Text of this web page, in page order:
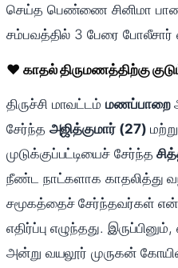
செய்த பெண்ணை சினிமா
சம்பவத்தில் 3 பேரை
❤️ காதல் திருமணத்திற்கு
திருச்சி மாவட்டம் மணப்பாறை
சேர்ந்த அஜித்குமார் (27)
முடுக்குப்பட்டியைச் சேர்ந்த
நீண்ட நாட்களாக காதலித்து
சமூகத்தைச் சேர்ந்தவர்கள்
எதிர்ப்பு எழுந்தது.
அன்று வயலூர் முருகன்